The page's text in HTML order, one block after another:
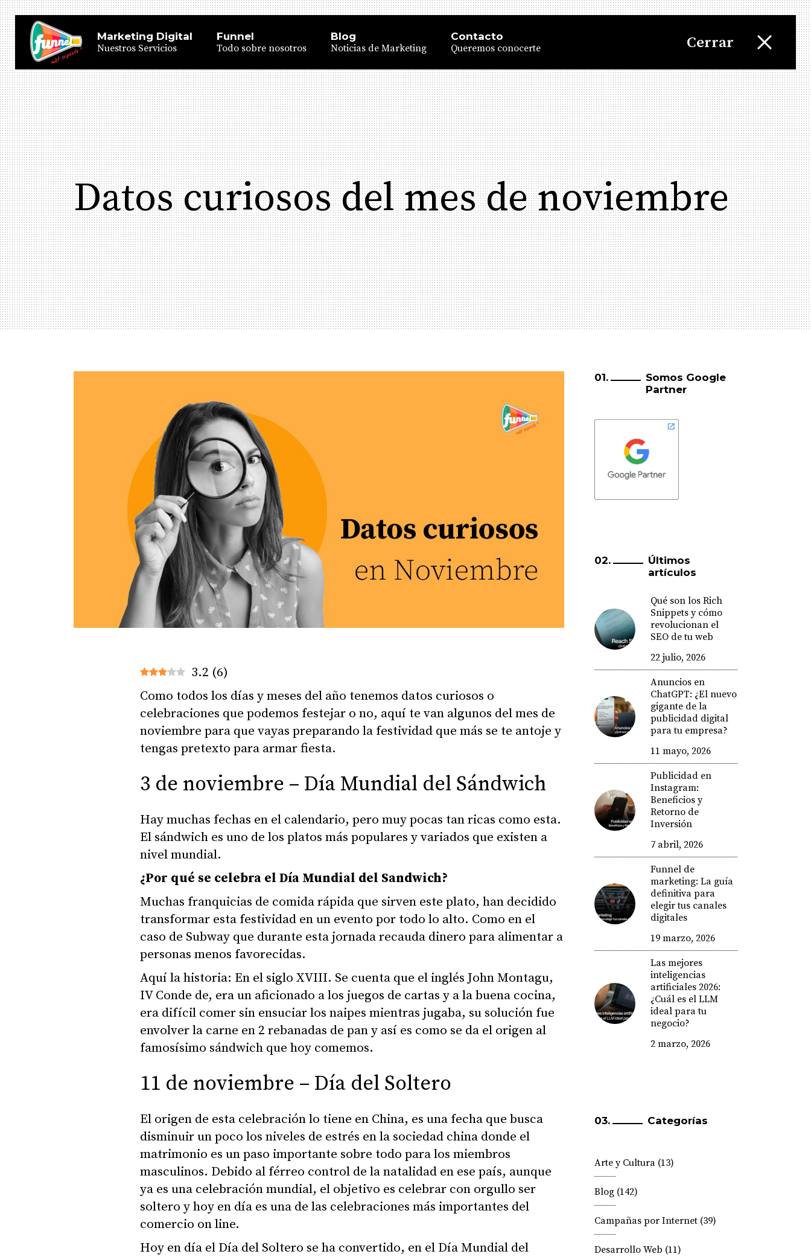
Marketing Digital
Nuestros Servicios
Funnel
Todo sobre nosotros
Blog
Noticias de Marketing
Contacto
Queremos conocerte
Cerrar
Datos curiosos del mes de noviembre
3.2 (6)
Como todos los días y meses del año tenemos datos curiosos o
celebraciones que podemos festejar o no, aquí te van algunos del mes de
noviembre para que vayas preparando la festividad que más se te antoje y
tengas pretexto para armar fiesta.
3 de noviembre – Día Mundial del Sándwich
Hay muchas fechas en el calendario, pero muy pocas tan ricas como esta.
El sándwich es uno de los platos más populares y variados que existen a
nivel mundial.
¿Por qué se celebra el Día Mundial del Sandwich?
Muchas franquicias de comida rápida que sirven este plato, han decidido
transformar esta festividad en un evento por todo lo alto. Como en el
caso de Subway que durante esta jornada recauda dinero para alimentar a
personas menos favorecidas.
Aquí la historia: En el siglo XVIII. Se cuenta que el inglés John Montagu,
IV Conde de, era un aficionado a los juegos de cartas y a la buena cocina,
era difícil comer sin ensuciar los naipes mientras jugaba, su solución fue
envolver la carne en 2 rebanadas de pan y así es como se da el origen al
famosísimo sándwich que hoy comemos.
11 de noviembre – Día del Soltero
El origen de esta celebración lo tiene en China, es una fecha que busca
disminuir un poco los niveles de estrés en la sociedad china donde el
matrimonio es un paso importante sobre todo para los miembros
masculinos. Debido al férreo control de la natalidad en ese país, aunque
ya es una celebración mundial, el objetivo es celebrar con orgullo ser
soltero y hoy en día es una de las celebraciones más importantes del
comercio on line.
Hoy en día el Día del Soltero se ha convertido, en el Día Mundial del
Somos Google
Partner
Últimos
artículos
Qué son los Rich
Snippets y cómo
revolucionan el
SEO de tu web
22 julio, 2026
Anuncios en
ChatGPT: ¿El nuevo
gigante de la
publicidad digital
para tu empresa?
11 mayo, 2026
Publicidad en
Instagram:
Beneficios y
Retorno de
Inversión
7 abril, 2026
Funnel de
marketing: La guía
definitiva para
elegir tus canales
digitales
19 marzo, 2026
Las mejores
inteligencias
artificiales 2026:
¿Cuál es el LLM
ideal para tu
negocio?
2 marzo, 2026
Categorías
Arte y Cultura(13)
Blog(142)
Campañas por Internet(39)
Desarrollo Web (11)